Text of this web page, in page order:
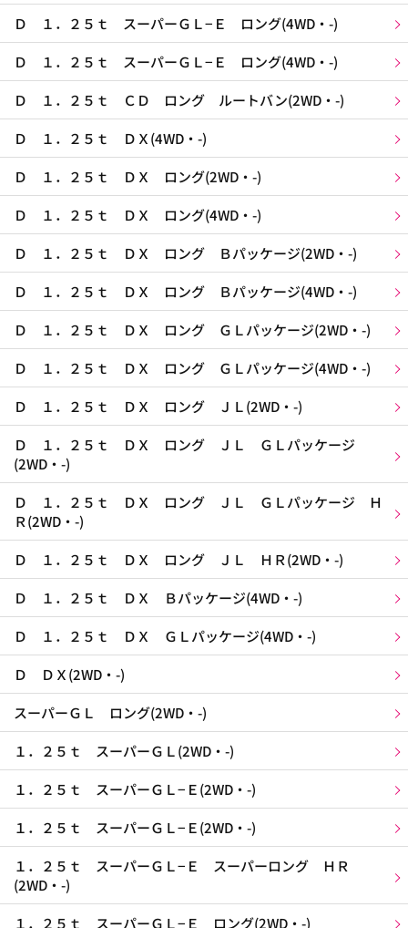
Ｄ １．２５ｔ スーパーＧＬ−Ｅ ロング(4WD・-)
Ｄ １．２５ｔ スーパーＧＬ−Ｅ ロング(4WD・-)
Ｄ １．２５ｔ ＣＤ ロング ルートバン(2WD・-)
Ｄ １．２５ｔ ＤＸ(4WD・-)
Ｄ １．２５ｔ ＤＸ ロング(2WD・-)
Ｄ １．２５ｔ ＤＸ ロング(4WD・-)
Ｄ １．２５ｔ ＤＸ ロング Ｂパッケージ(2WD・-)
Ｄ １．２５ｔ ＤＸ ロング Ｂパッケージ(4WD・-)
Ｄ １．２５ｔ ＤＸ ロング ＧＬパッケージ(2WD・-)
Ｄ １．２５ｔ ＤＸ ロング ＧＬパッケージ(4WD・-)
Ｄ １．２５ｔ ＤＸ ロング ＪＬ(2WD・-)
Ｄ １．２５ｔ ＤＸ ロング ＪＬ ＧＬパッケージ
(2WD・-)
Ｄ １．２５ｔ ＤＸ ロング ＪＬ ＧＬパッケージ Ｈ
Ｒ(2WD・-)
Ｄ １．２５ｔ ＤＸ ロング ＪＬ ＨＲ(2WD・-)
Ｄ １．２５ｔ ＤＸ Ｂパッケージ(4WD・-)
Ｄ １．２５ｔ ＤＸ ＧＬパッケージ(4WD・-)
Ｄ ＤＸ(2WD・-)
スーパーＧＬ ロング(2WD・-)
１．２５ｔ スーパーＧＬ(2WD・-)
１．２５ｔ スーパーＧＬ−Ｅ(2WD・-)
１．２５ｔ スーパーＧＬ−Ｅ(2WD・-)
１．２５ｔ スーパーＧＬ−Ｅ スーパーロング ＨＲ
(2WD・-)
１．２５ｔ スーパーＧＬ−Ｅ ロング(2WD・-)